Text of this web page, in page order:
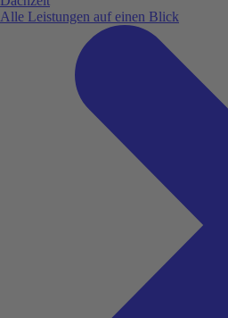
Alle Leistungen auf einen Blick